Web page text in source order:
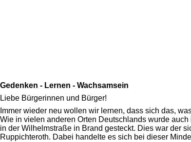
Gedenken - Lernen - Wachsamsein
Liebe Bürgerinnen und Bürger!
Immer wieder neu wollen wir lernen, dass sich das,
Wie in vielen anderen Orten Deutschlands wurde
in der Wilhelmstraße in Brand gesteckt. Dies war der
Ruppichteroth. Dabei handelte es sich bei dieser